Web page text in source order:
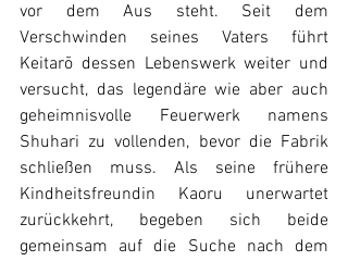
vor dem Aus steht. Seit dem
Verschwinden seines Vaters führt
Keitarō dessen Lebenswerk weiter und
versucht, das legendäre wie aber auch
geheimnisvolle Feuerwerk namens
Shuhari zu vollenden, bevor die Fabrik
schließen muss. Als seine frühere
Kindheitsfreundin Kaoru unerwartet
zurückkehrt, begeben sich beide
gemeinsam auf die Suche nach dem